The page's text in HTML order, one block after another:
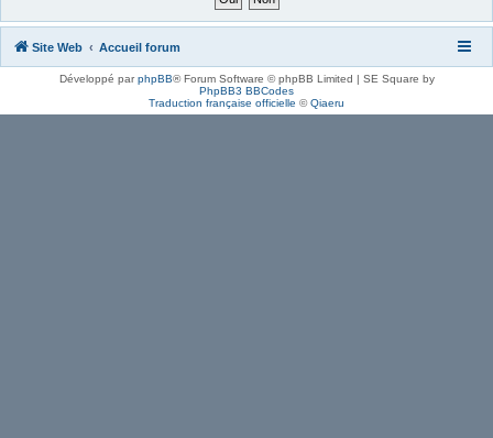
Site Web Accueil forum
Développé parphpBB® Forum Software © phpBB Limited | SE Square by
PhpBB3 BBCodes
Traduction française officielle ©Qiaeru